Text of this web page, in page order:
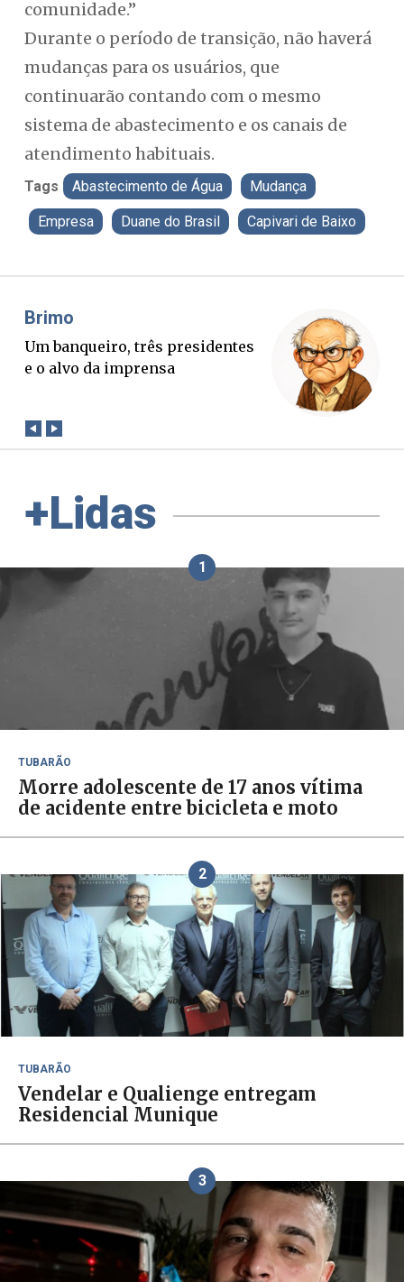
comunidade.”
Durante o período de transição, não haverá
mudanças para os usuários, que
continuarão contando com o mesmo
sistema de abastecimento e os canais de
atendimento habituais.
Tags Abastecimento de Água Mudança
Empresa Duane do Brasil Capivari de Baixo
Misael Elias
O Boato corre mais rápido que a
verdade. Mas quem paga a
+Lidas
1
TUBARÃO
Morre adolescente de 17 anos vítima
de acidente entre bicicleta e moto
2
TUBARÃO
Vendelar e Qualienge entregam
Residencial Munique
3